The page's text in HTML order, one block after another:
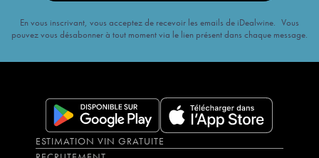
En vous inscrivant, vous acceptez de recevoir les emails de iDealwine. Vous
pouvez vous désabonner à tout moment via le lien présent dans chaque message.
ESTIMATION VIN GRATUITE